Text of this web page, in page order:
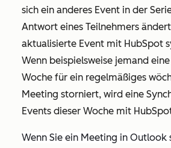
sich ein anderes Event in der
Antwort eines Teilnehmers
aktualisierte Event mit HubSpot
Wenn beispielsweise jemand
Woche für ein regelmäßiges
Meeting storniert, wird eine
Events dieser Woche mit
Wenn Sie ein Meeting in Outlook